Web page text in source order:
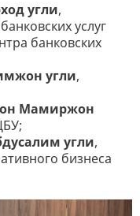
угли,
услуг
банковских
угли,
Мамиржон
угли,
бизнеса